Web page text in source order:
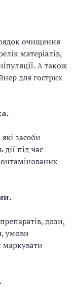
очищення
матеріалів,
А також
для гострих
засоби
під час
дози,
умови
маркувати